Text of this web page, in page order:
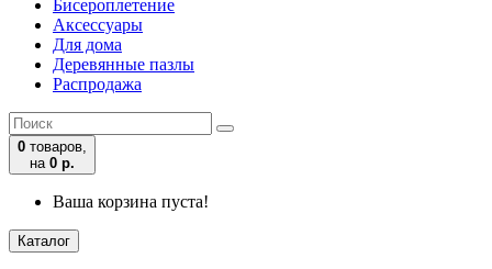
Бисероплетение
Аксессуары
Для дома
Деревянные пазлы
Распродажа
0 товаров,
на 0 р.
Ваша корзина пуста!
Каталог